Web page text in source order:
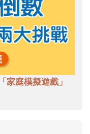
家庭模擬遊戲」